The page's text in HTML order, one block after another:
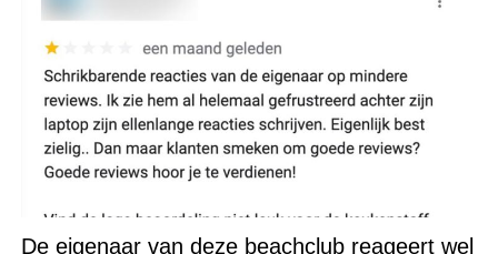
De eigenaar van deze beachclub reageert wel